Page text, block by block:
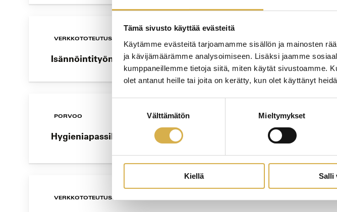
Tämä sivusto käyttää evästeitä
Käytämme evästeitä tarjoamamme sisällön ja mainosten
ja kävijämäärämme analysoimiseen. Lisäksi jaamme
kumppaneillemme tietoja siitä, miten käytät sivustoamme.
olet antanut heille tai joita on kerätty, kun olet käyttänyt
Välttämätön Mieltymykset
Kiellä Salli
VERKKOTOTEUTUS
Isännöintityön koulutusohjelma | Tervetuloa kehittämään
PORVOO
Hygieniapassikoulutus ja -testi
VERKKOTOTEUTUS